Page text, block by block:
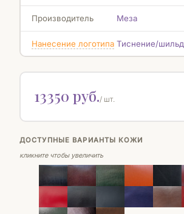
Производитель Меза
Нанесение логотипа Тиснение/шильд
13350 руб./ шт.
ДОСТУПНЫЕ ВАРИАНТЫ КОЖИ
кликните чтобы увеличить